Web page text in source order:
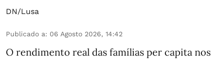
DN/Lusa
Publicado a: 06 Agosto 2026, 14:42
O rendimento real das famílias per capita nos